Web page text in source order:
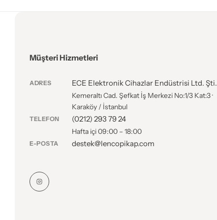
Müşteri Hizmetleri
ADRES ECE Elektronik Cihazlar Endüstrisi Ltd. Şti.
Kemeraltı Cad. Şefkat İş Merkezi No:1/3 Kat:3 ·
Karaköy / İstanbul
TELEFON (0212) 293 79 24
Hafta içi 09:00 – 18:00
E-POSTA destek@lencopikap.com